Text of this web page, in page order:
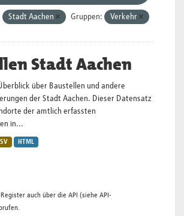
Stadt Aachen Gruppen: Verkehr
Stadt Aachen
über Baustellen und andere
der Stadt Aachen. Dieser Datensatz
der amtlich erfassten
in...
HTML
auch über die API (siehe API-